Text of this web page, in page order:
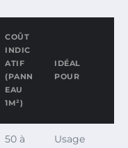
COÛT
INDIC
ATIF
(PANN
EAU
1M²)
IDÉAL
POUR
50 à
Usage